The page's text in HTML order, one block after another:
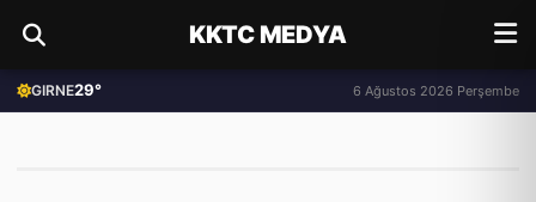
KKTC MEDYA
GIRNE29° 6 Ağustos 2026 Perşembe